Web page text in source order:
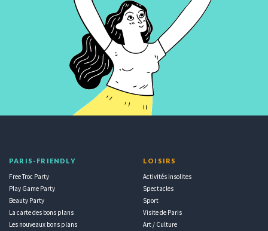
PARIS-FRIENDLY
Free Troc Party
Play Game Party
Beauty Party
La carte des bons plans
Les nouveaux bons plans
LOISIRS
Activités insolites
Spectacles
Sport
Visite de Paris
Art / Culture